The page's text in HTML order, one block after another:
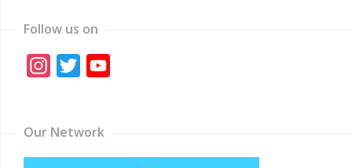
Follow us on
Instagram
Twitter
Our Network